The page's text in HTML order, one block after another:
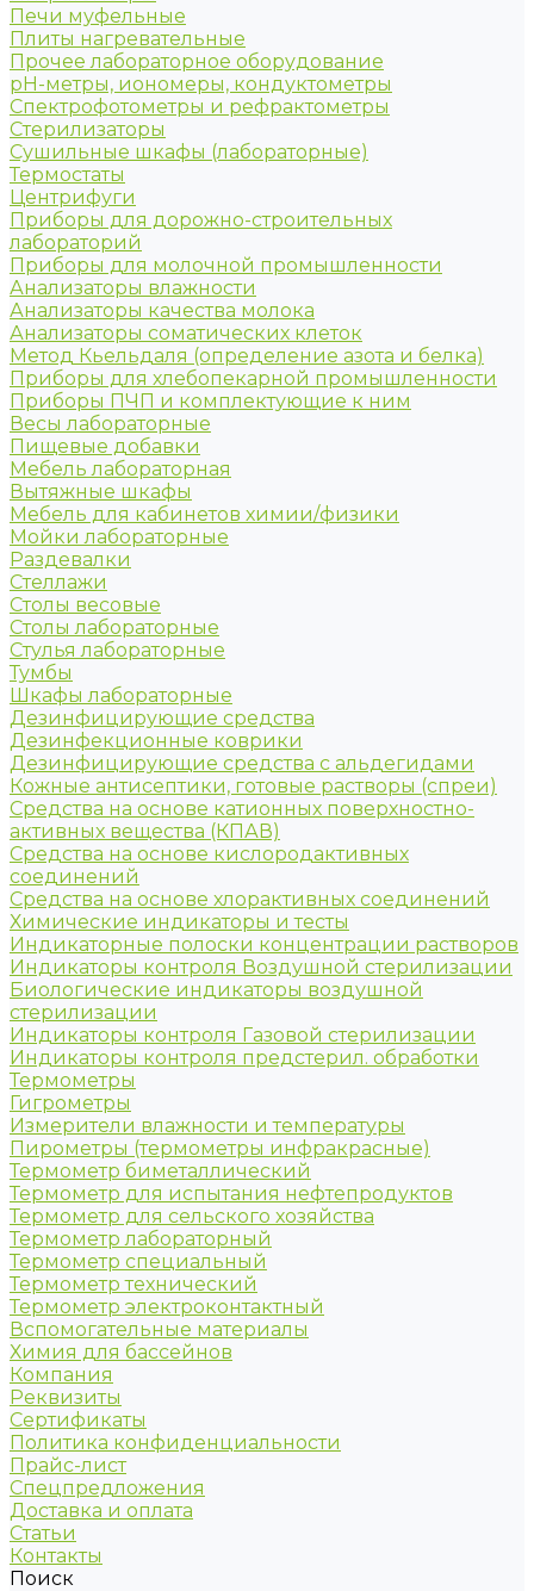
Печи муфельные
Плиты нагревательные
Прочее лабораторное оборудование
рН-метры, иономеры, кондуктометры
Спектрофотометры и рефрактометры
Стерилизаторы
Сушильные шкафы (лабораторные)
Термостаты
Центрифуги
Приборы для дорожно-строительных
лабораторий
Приборы для молочной промышленности
Анализаторы влажности
Анализаторы качества молока
Анализаторы соматических клеток
Метод Кьельдаля (определение азота и белка)
Приборы для хлебопекарной промышленности
Приборы ПЧП и комплектующие к ним
Весы лабораторные
Пищевые добавки
Мебель лабораторная
Вытяжные шкафы
Мебель для кабинетов химии/физики
Мойки лабораторные
Раздевалки
Стеллажи
Столы весовые
Столы лабораторные
Стулья лабораторные
Тумбы
Шкафы лабораторные
Дезинфицирующие средства
Дезинфекционные коврики
Дезинфицирующие средства с альдегидами
Кожные антисептики, готовые растворы (спреи)
Средства на основе катионных поверхностно-
активных вещества (КПАВ)
Средства на основе кислородактивных
соединений
Средства на основе хлорактивных соединений
Химические индикаторы и тесты
Индикаторные полоски концентрации растворов
Индикаторы контроля Воздушной стерилизации
Биологические индикаторы воздушной
стерилизации
Индикаторы контроля Газовой стерилизации
Индикаторы контроля предстерил. обработки
Термометры
Гигрометры
Измерители влажности и температуры
Пирометры (термометры инфракрасные)
Термометр биметаллический
Термометр для испытания нефтепродуктов
Термометр для сельского хозяйства
Термометр лабораторный
Термометр специальный
Термометр технический
Термометр электроконтактный
Вспомогательные материалы
Химия для бассейнов
Компания
Реквизиты
Сертификаты
Политика конфиденциальности
Прайс-лист
Спецпредложения
Доставка и оплата
Статьи
Контакты
Поиск